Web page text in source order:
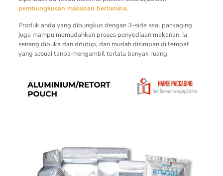
pembungkusan makanan berlamina.
Produk anda yang dibungkus dengan 3-side seal packaging
juga mampu memudahkan proses penyediaan makanan. Ia
senang dibuka dan ditutup, dan mudah disimpan di tempat
yang sesuai tanpa mengambil terlalu banyak ruang.